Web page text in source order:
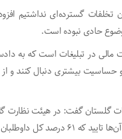
تخلفات گسترده‌ای نداشتیم
حادی نبوده است.
مالی در تبلیغات است که به
بیشتری دنبال کنند و